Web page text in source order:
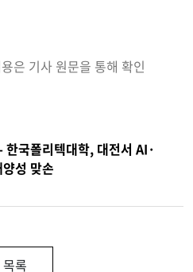
은 기사 원문을 통해 확인
한국폴리텍대학, 대전서 AI·
성 맞손
목록